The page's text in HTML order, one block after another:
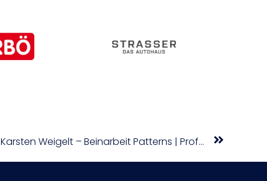
SPORT TV22: PTR Days 2023 – Karsten Weigelt – Beinarbeit Patterns | Professional Tennis Registry